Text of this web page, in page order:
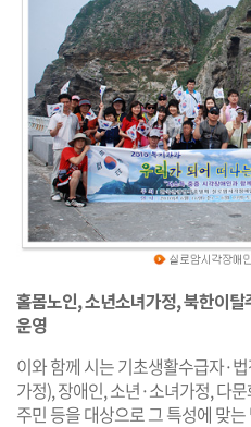
홀몸노인, 소년소녀가정, 북한이
운영
이와 함께 시는 기초생활수급자·
가정), 장애인, 소년·소녀가정, 다
주민 등을 대상으로 그 특성에 맞